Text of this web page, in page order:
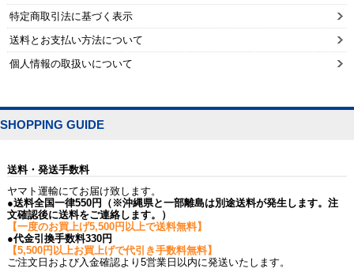
特定商取引法に基づく表示
送料とお支払い方法について
個人情報の取扱いについて
SHOPPING GUIDE
送料・発送手数料
ヤマト運輸にてお届け致します。
●送料全国一律550円（※沖縄県と一部離島は別途送料が発生します。注
文確認後に送料をご連絡します。）
【一度のお買上げ5,500円以上で送料無料】
●代金引換手数料330円
【5,500円以上お買上げで代引き手数料無料】
ご注文日および入金確認より5営業日以内に発送いたします。